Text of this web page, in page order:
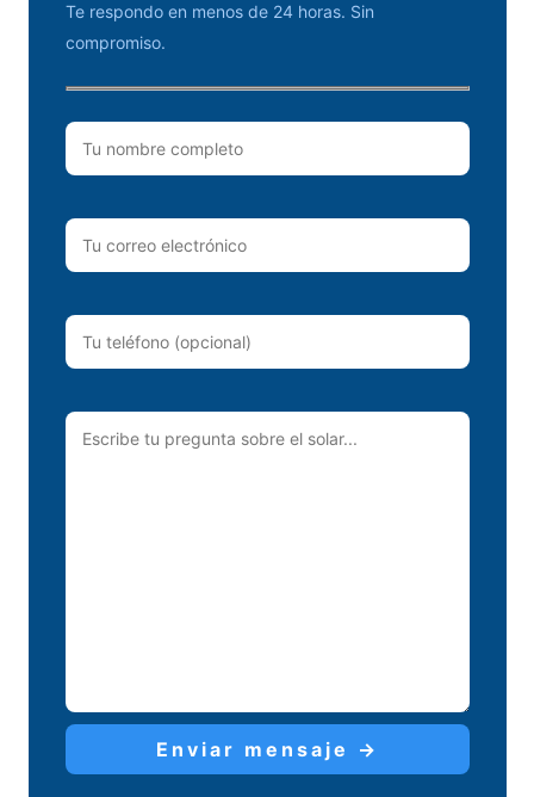
Te respondo en menos de 24 horas. Sin
compromiso.